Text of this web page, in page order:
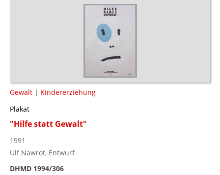
Gewalt | Kindererziehung
Plakat
"Hilfe statt Gewalt"
1991
Ulf Nawrot, Entwurf
DHMD 1994/306